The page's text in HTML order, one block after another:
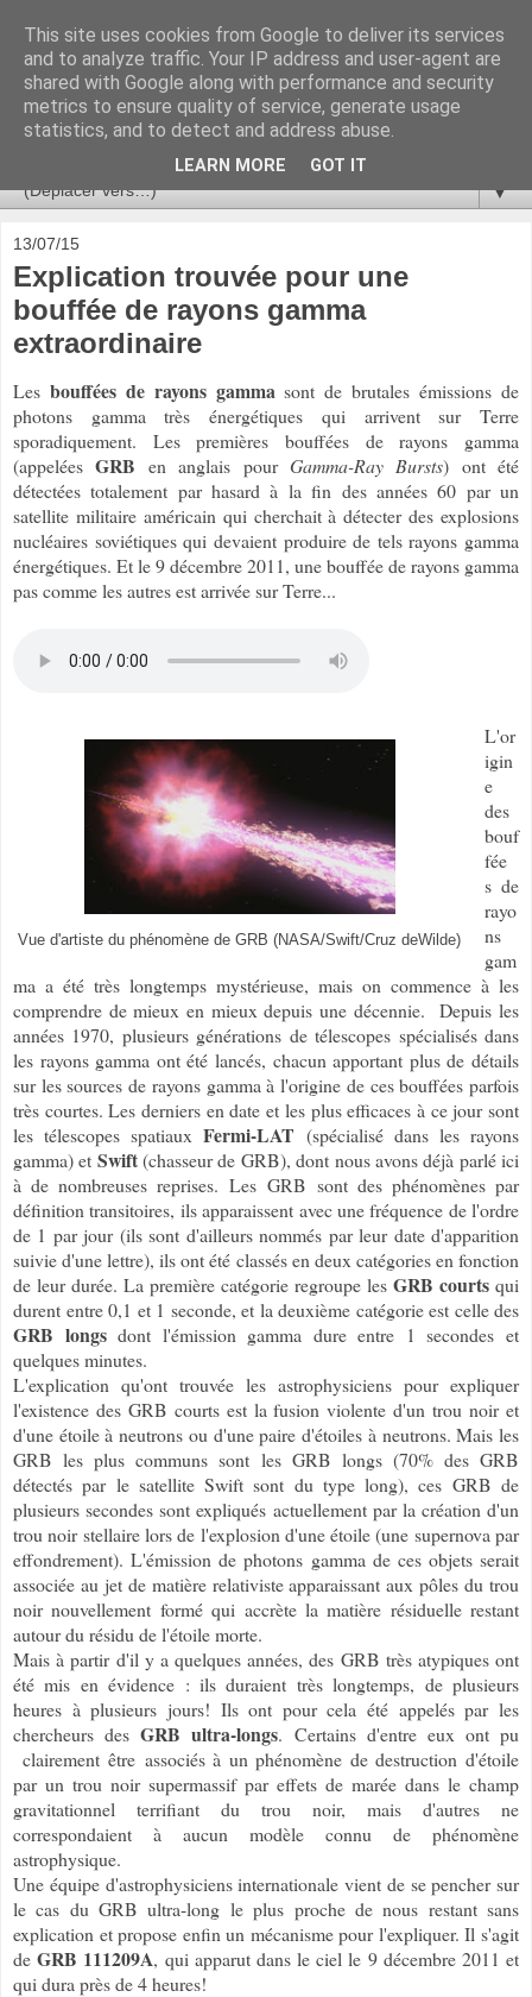
Ça se passe là haut
Astronomie, Astrophysique, Astroparticules, Cosmologie.
L'infini se contemple, indéfiniment. ISSN 2272-5768
▼
13/07/15
Explication trouvée pour une
bouffée de rayons gamma
extraordinaire
Les bouffées de rayons gamma sont de brutales émissions de
photons gamma très énergétiques qui arrivent sur Terre
sporadiquement. Les premières bouffées de rayons gamma
(appeléesGRB en anglais pour Gamma-Ray Bursts) ont été
détectées totalement par hasard à la fin des années 60 par un
satellite militaire américain qui cherchait à détecter des explosions
nucléaires soviétiques qui devaient produire de tels rayons gamma
énergétiques. Et le 9 décembre 2011, une bouffée de rayons gamma
pas comme les autres est arrivée sur Terre...
Vue d'artiste du phénomène de GRB (NASA/Swift/Cruz deWilde)
L'or
igin
e
des
bouf
fée
s de
rayo
ns
gam
ma a été très longtemps mystérieuse, mais on commence à les
comprendre de mieux en mieux depuis une décennie.Depuis les
années 1970, plusieurs générations de télescopes spécialisés dans
les rayons gamma ont été lancés, chacun apportant plus de détails
sur les sources de rayons gamma à l'origine de ces bouffées parfois
très courtes. Les derniers en date et les plus efficaces à ce jour sont
les télescopes spatiaux Fermi-LAT (spécialisé dans les rayons
gamma) et Swift(chasseur de GRB), dont nous avons déjà parlé ici
à de nombreuses reprises. Les GRB sont des phénomènes par
définition transitoires, ils apparaissent avec une fréquence de l'ordre
de 1 par jour (ils sont d'ailleurs nommés par leur date d'apparition
suivie d'une lettre), ils ont été classés en deux catégories en fonction
de leur durée. La première catégorie regroupe les GRB courts qui
durent entre 0,1 et 1 seconde, et la deuxième catégorie est celle des
GRB longsdont l'émission gamma dure entre 1 secondes et
quelques minutes.
L'explication qu'ont trouvée les astrophysiciens pour expliquer
l'existence des GRB courts est la fusion violente d'un trou noir et
d'une étoile à neutrons ou d'une paire d'étoiles à neutrons. Mais les
GRB les plus communs sont les GRB longs (70% des GRB
détectés par le satellite Swift sont du type long), ces GRB de
plusieurs secondes sont expliqués actuellement par la création d'un
trou noir stellaire lors de l'explosion d'une étoile (une supernova par
effondrement). L'émission de photons gamma de ces objets serait
associée au jet de matière relativiste apparaissant aux pôles du trou
noir nouvellement formé qui accrète la matière résiduelle restant
autour du résidu de l'étoile morte.
Mais à partir d'il y a quelques années, des GRB très atypiques ont
été mis en évidence : ils duraient très longtemps, de plusieurs
heures à plusieurs jours! Ils ont pour cela été appelés par les
chercheurs desGRB ultra-longs. Certains d'entre eux ont pu
clairementêtre associés à un phénomène de destruction d'étoile
par un trou noir supermassif par effets de marée dans le champ
gravitationnel terrifiant du trou noir, mais d'autres ne
correspondaient à aucun modèle connu de phénomène
astrophysique.
Une équipe d'astrophysiciens internationale vient de se pencher sur
le cas du GRB ultra-long le plus proche de nous restant sans
explication et propose enfin un mécanisme pour l'expliquer. Il s'agit
deGRB 111209A, qui apparut dans le ciel le 9 décembre 2011 et
qui dura près de 4 heures!
This site uses cookies from Google to deliver its services
and to analyze traffic. Your IP address and user-agent are
shared with Google along with performance and security
metrics to ensure quality of service, generate usage
statistics, and to detect and address abuse.
LEARN MORE GOT IT